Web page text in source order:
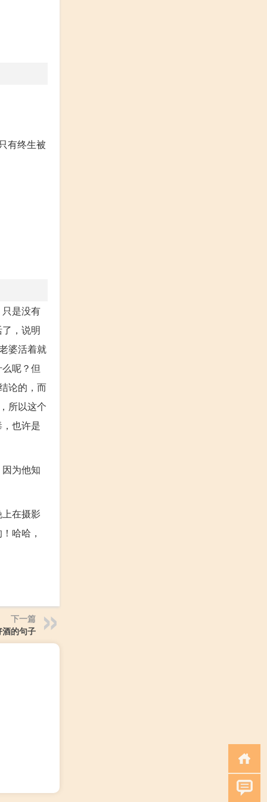
有终生被
是没有
，说明
婆活着就
呢？但
论的，而
所以这个
也许是
为他知
在摄影
哈哈，
下一篇
的句子